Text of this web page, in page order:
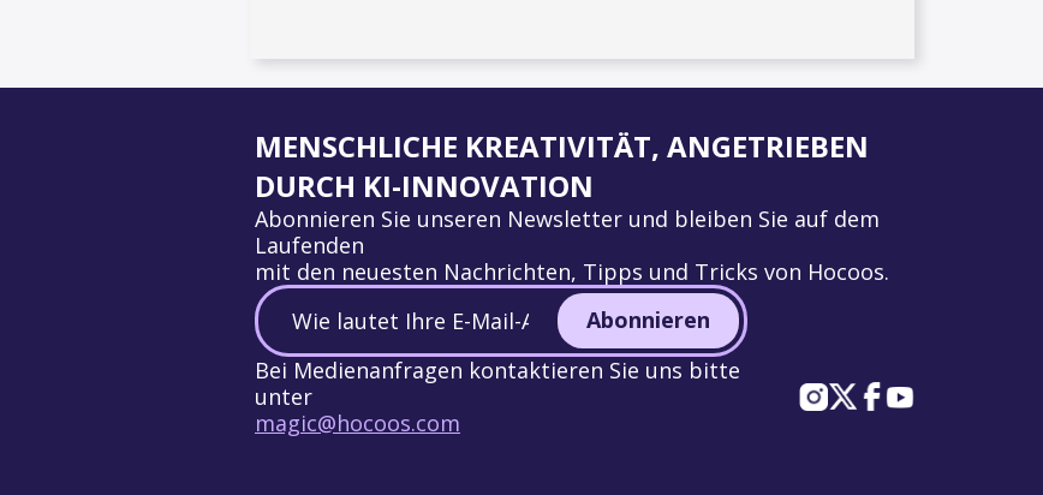
MENSCHLICHE KREATIVITÄT, ANGETRIEBEN
DURCH KI-INNOVATION
Abonnieren Sie unseren Newsletter und bleiben Sie auf dem
Laufenden
mit den neuesten Nachrichten, Tipps und Tricks von Hocoos.
Abonnieren
Bei Medienanfragen kontaktieren Sie uns bitte
unter
magic@hocoos.com